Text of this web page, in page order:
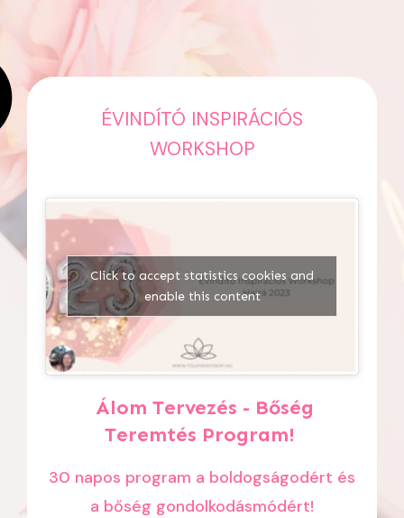
ÉVINDÍTÓ INSPIRÁCIÓS
WORKSHOP
Click to accept statistics cookies and
enable this content
Álom Tervezés - Bőség
Teremtés Program!
30 napos program a boldogságodért és
a bőség gondolkodásmódért!